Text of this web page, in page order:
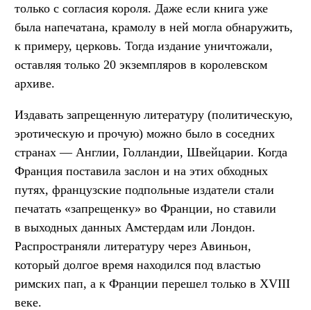
только с согласия короля. Даже если книга уже
была напечатана, крамолу в ней могла обнаружить,
к примеру, церковь. Тогда издание уничтожали,
оставляя только 20 экземпляров в королевском
архиве.
Издавать запрещенную литературу (политическую,
эротическую и прочую) можно было в соседних
странах — Англии, Голландии, Швейцарии. Когда
Франция поставила заслон и на этих обходных
путях, французские подпольные издатели стали
печатать «запрещенку» во Франции, но ставили
в выходных данных Амстердам или Лондон.
Распространяли литературу через Авиньон,
который долгое время находился под властью
римских пап, а к Франции перешел только в XVIII
веке.